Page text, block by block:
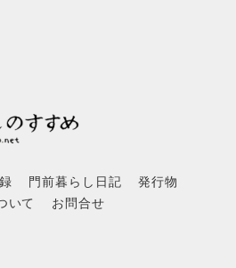
門前暮らし日記
発行物
いて
お問合せ